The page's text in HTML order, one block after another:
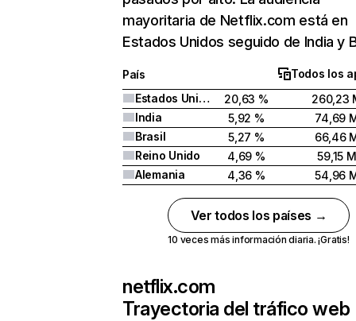
mayoritaria de Netflix.com está en
Estados Unidos seguido de India y
País
Todos los
Estados Unidos
20,63 %
260,23
India
5,92 %
74,69
Brasil
5,27 %
66,46
Reino Unido
4,69 %
59,15 M
Alemania
4,36 % 54,96
Ver todos los países →
10 veces más información diaria. ¡Gratis!
netflix.com
Trayectoria del tráfico web